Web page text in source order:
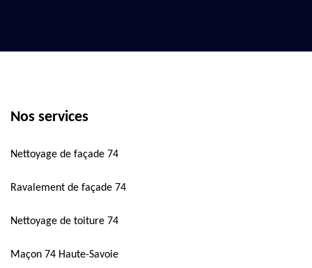
Nos services
Nettoyage de façade 74
Ravalement de façade 74
Nettoyage de toiture 74
Maçon 74 Haute-Savoie